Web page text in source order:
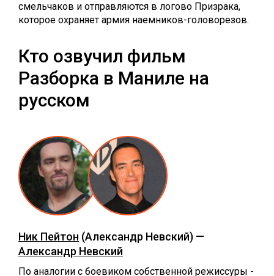
смельчаков и отправляются в логово Призрака,
которое охраняет армия наемников-головорезов.
Кто озвучил фильм
Разборка в Маниле на
русском
Ник Пейтон (Александр Невский) —
Александр Невский
По аналогии с боевиком собственной режиссуры -